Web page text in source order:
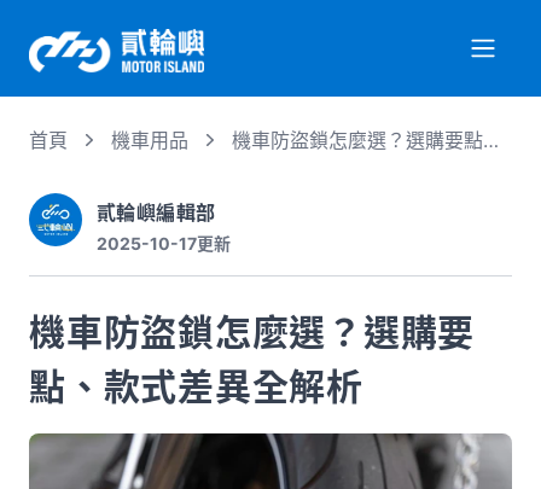
服務項目
機車行情
首頁 機車用品
機車防盜鎖怎麼選？選購要點、
貳輪嶼編輯部
2025-10-17更新
機車防盜鎖怎麼選？選購要
點、款式差異全解析